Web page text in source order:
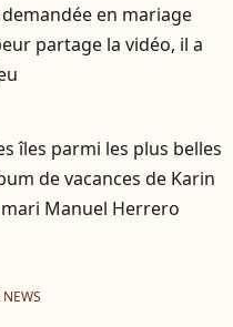
en mariage
partage la vidéo, il a
îles parmi les plus belles
de vacances de Karin
Manuel Herrero
NEWS